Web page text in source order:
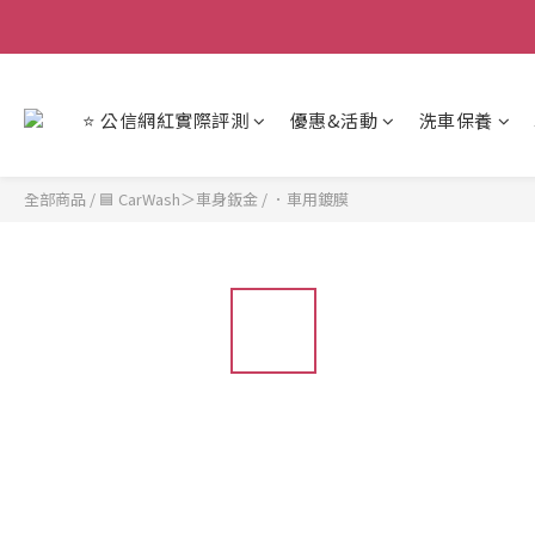
⭐ 公信網紅實際評測 優惠&活動 洗車保養
全部商品 / 🟦 CarWash＞車身鈑金 / ．車用鍍膜